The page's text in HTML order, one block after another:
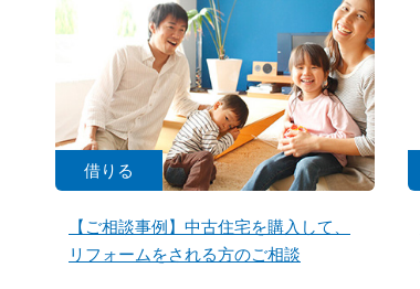
借りる
【ご相談事例】中古住宅を購入して、
リフォームをされる方のご相談